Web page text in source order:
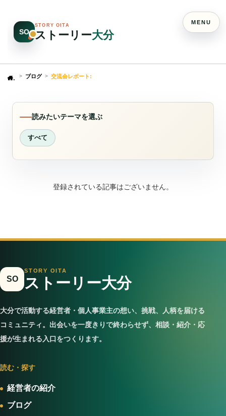
SO
STORY OITA
ストーリー大分
Home ブログ 交流会レポート:
読みたいテーマを選ぶ
すべて
登録されている記事はございません。
SO
STORY OITA
ストーリー大分
大分で活動する経営者・個人事業主の想い、挑戦、人柄を届ける
コミュニティ。出会いを一度きりで終わらせず、相談・紹介・応
援が生まれる入口をつくります。
読む・探す
経営者の紹介
ブログ
MENU